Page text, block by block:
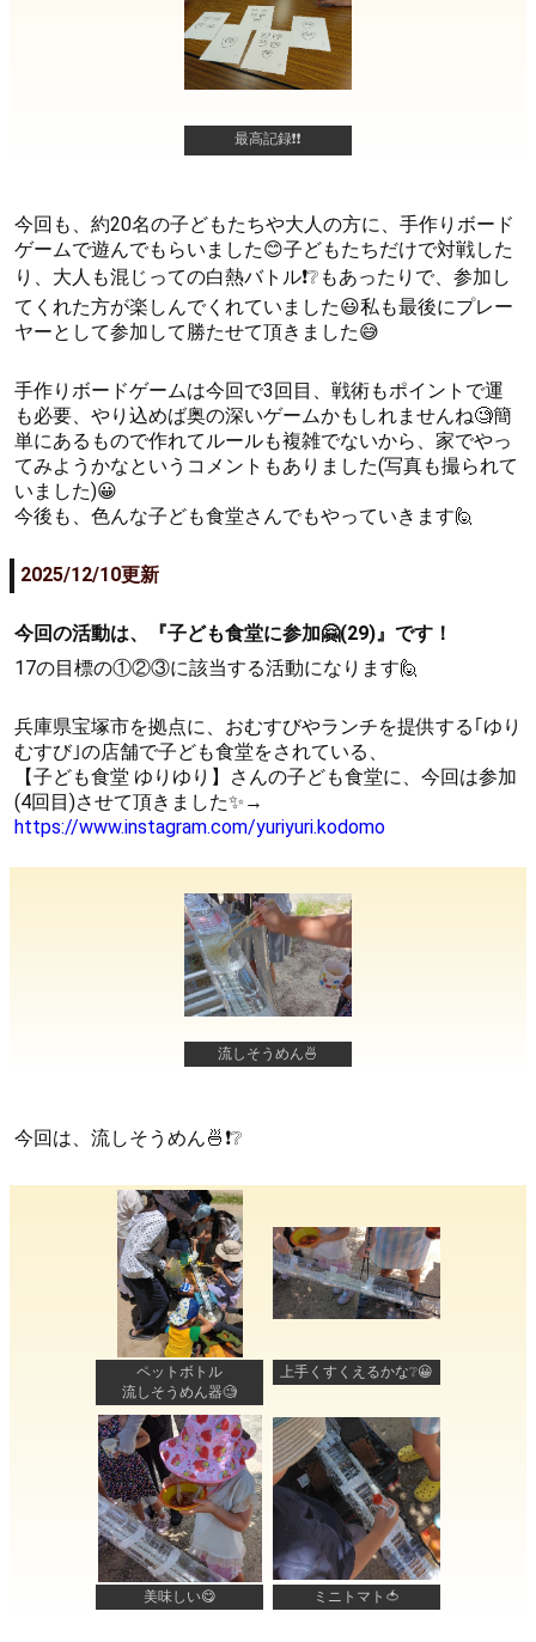
最高記録❗❗
今回も、約20名の子どもたちや大人の方に、手作りボード
ゲームで遊んでもらいました😊子どもたちだけで対戦した
り、大人も混じっての白熱バトル❗❔もあったりで、参加し
てくれた方が楽しんでくれていました😃私も最後にプレー
ヤーとして参加して勝たせて頂きました😅
手作りボードゲームは今回で3回目、戦術もポイントで運
も必要、やり込めば奥の深いゲームかもしれませんね🧐簡
単にあるもので作れてルールも複雑でないから、家でやっ
てみようかなというコメントもありました(写真も撮られて
いました)😀
今後も、色んな子ども食堂さんでもやっていきます🙋
2025/12/10更新
今回の活動は、『子ども食堂に参加🤗(29)』です！
17の目標の①②③に該当する活動になります🙋
兵庫県宝塚市を拠点に、おむすびやランチを提供する｢ゆり
むすび｣の店舗で子ども食堂をされている、
【子ども食堂 ゆりゆり】さんの子ども食堂に、今回は参加
(4回目)させて頂きました✨→
https://www.instagram.com/yuriyuri.kodomo
流しそうめん🍜
今回は、流しそうめん🍜❗❔
ペットボトル
流しそうめん器🧐
上手くすくえるかな❔😀
美味しい😋 ミニトマト🍅